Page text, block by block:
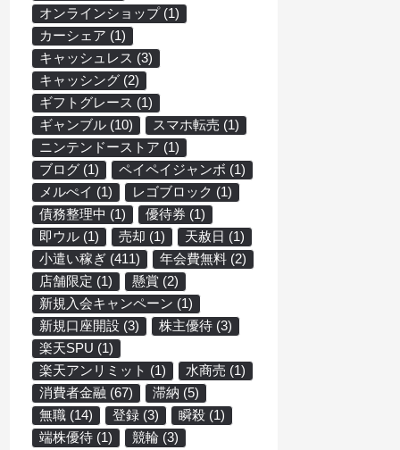
オンラインショップ(1)
カーシェア (1)
キャッシュレス (3)
キャッシング (2)
ギフトグレース (1)
ギャンブル (10) スマホ転売 (1)
ニンテンドーストア (1)
ブログ (1) ペイペイジャンボ (1)
メルぺイ (1) レゴブロック (1)
債務整理中 (1) 優待券 (1)
即ウル (1) 売却 (1) 天赦日 (1)
小遣い稼ぎ (411) 年会費無料 (2)
店舗限定 (1) 懸賞 (2)
新規入会キャンペーン (1)
新規口座開設 (3) 株主優待 (3)
楽天SPU (1)
楽天アンリミット (1) 水商売 (1)
消費者金融 (67) 滞納 (5)
無職 (14) 登録 (3) 瞬殺 (1)
端株優待 (1) 競輪 (3)